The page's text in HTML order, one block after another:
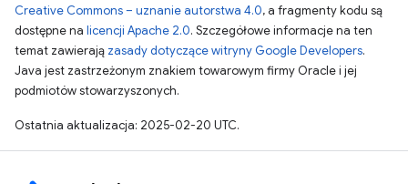
Creative Commons – uznanie autorstwa 4.0, a fragmenty kodu są
dostępne na licencji Apache 2.0. Szczegółowe informacje na ten
temat zawierają zasady dotyczące witryny Google Developers.
Java jest zastrzeżonym znakiem towarowym firmy Oracle i jej
podmiotów stowarzyszonych.
Ostatnia aktualizacja: 2025-02-20 UTC.